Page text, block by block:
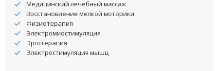
Медицинский лечебный массаж
Восстановление мелкой моторики
Физиотерапия
Электромиостимуляция
Эрготерапия
Электростимуляция мышц